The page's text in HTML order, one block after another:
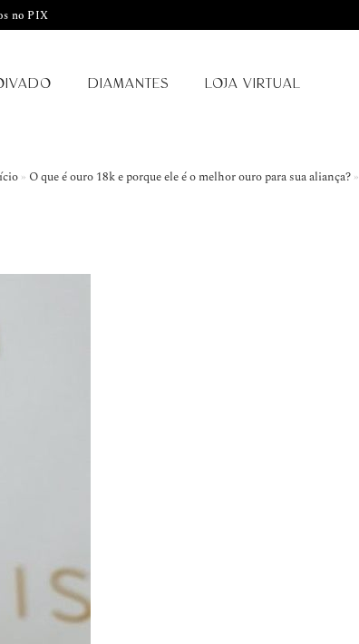
no PIX
DIAMANTES LOJA VIRTUAL
» O que é ouro 18k e porque ele é o melhor ouro para sua aliança?»